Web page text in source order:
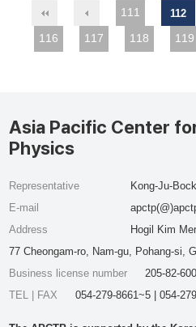
111 112
116
117 118 119
Asia Pacific Center
Physics
Representative
Kong-Ju-
E-mail
Address
Hogil Kim
77 Cheongam-ro, Nam-gu, Pohang-si,
Business license number
205-82-
TEL | FAX
054-279-8661~5 | 054-